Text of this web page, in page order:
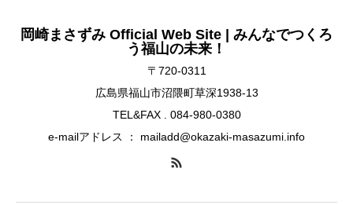
岡崎まさずみ Official Web Site | みんなでつくろ
う福山の未来！
〒720-0311
広島県福山市沼隈町草深1938-13
TEL&FAX . 084-980-0380
e-mailアドレス ： mailadd@okazaki-masazumi.info